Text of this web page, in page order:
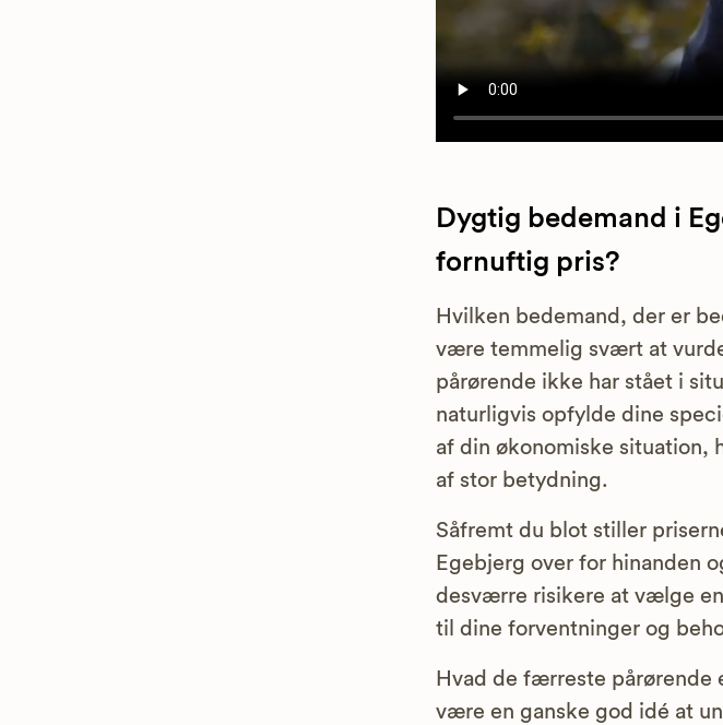
Dygtig bedemand i
fornuftig pris?
Hvilken bedemand, der er
være temmelig svært at
pårørende ikke har stået i
naturligvis opfylde dine
af din økonomiske situation,
af stor betydning.
Såfremt du blot stiller
Egebjerg over for hinanden
desværre risikere at vælge
til dine forventninger og
Hvad de færreste pårørende
være en ganske god idé at